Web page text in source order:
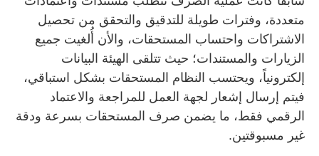
متعددة، وفترات طويلة للتدقيق والتحقق من تحصيل
الاشتراكات واحتساب المستحقات، والأن أُلغيت جميع
الزيارات والمستندات؛ حيث تتلقى الهيئة البيانات
إلكترونياً، ويحتسب النظام المستحقات بشكل استباقي،
فيتم إرسال إشعار لجهة العمل للمراجعة والاعتماد
الرقمي فقط، ما يضمن صرف المستحقات بسرعة ودقة
غير مسبوقتين.